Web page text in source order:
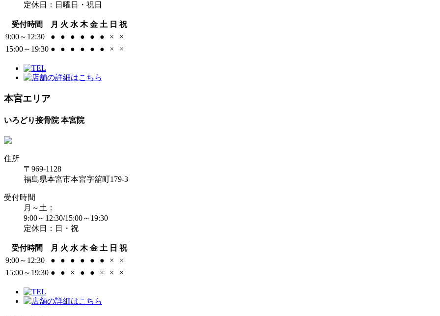
定休日：日曜日・祝日
受付時間 月 火 水 木 金 土 日 祝
9:00～12:30
● ● ● ● ● ● ×
×
15:00～19:30 ● ● ● ● ● ● × ×
本宮エリア
いろどり接骨院 本宮院
住所
〒969-1128
福島県本宮市本宮字舘町179-3
受付時間
月～土：
9:00～12:30/15:00～19:30
定休日：日・祝
受付時間 月 火 水 木 金 土 日 祝
9:00～12:30
● ● ● ● ● ● ×
×
15:00～19:30 ● ● × ● ● × × ×